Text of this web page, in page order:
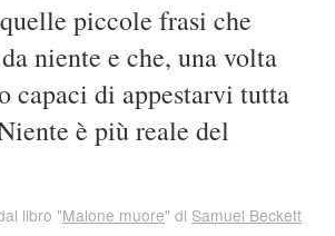
piccole frasi che
niente e che, una volta
capaci di appestarvi tutta
è più reale del
libro "Malone muore" di Samuel Beckett